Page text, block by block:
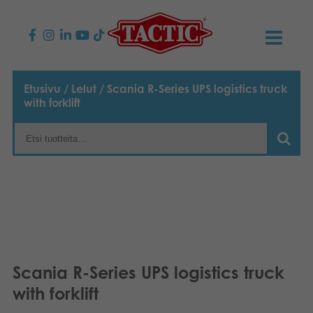
KAUPPA
Lasten pelit
Lelut
TACTIC
Medialle
OSTOSKORI
OMA TILI
Etusivu / Lelut / Scania R-Series UPS logistics truck
with forklift
Scania R-Series UPS logistics truck
with forklift